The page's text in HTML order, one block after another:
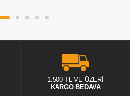
1.500 TL VE ÜZERİ
KARGO BEDAVA